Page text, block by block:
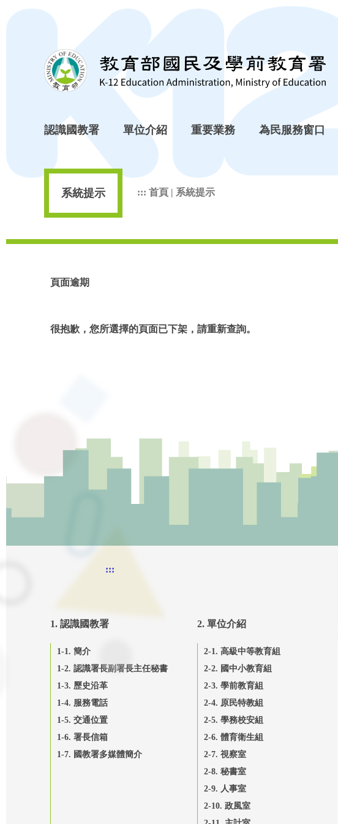
跳到主要內容區塊
認識國教署 單位介紹 重要業務 為民服務窗口
系統提示 ::: 首頁 | 系統提示
頁面逾期
很抱歉，您所選擇的頁面已下架，請重新查詢。
:::
1. 認識國教署
1-1. 簡介
1-2. 認識署長副署長主任秘書
1-3. 歷史沿革
1-4. 服務電話
1-5. 交通位置
1-6. 署長信箱
1-7. 國教署多媒體簡介
2. 單位介紹
2-1. 高級中等教育組
2-2. 國中小教育組
2-3. 學前教育組
2-4. 原民特教組
2-5. 學務校安組
2-6. 體育衛生組
2-7. 視察室
2-8. 秘書室
2-9. 人事室
2-10. 政風室